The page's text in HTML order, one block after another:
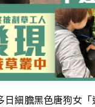
日細膽黑色唐狗女